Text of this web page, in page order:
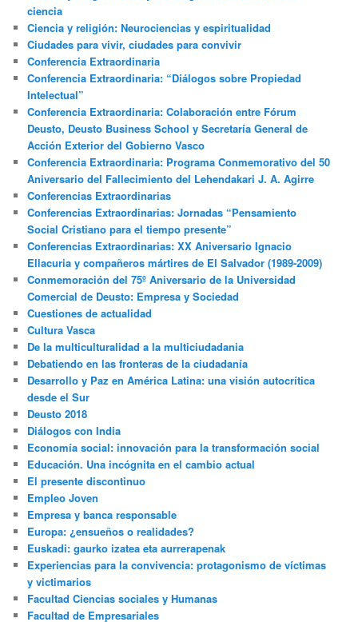
ciencia
Ciencia y religión: Neurociencias y espiritualidad
Ciudades para vivir, ciudades para convivir
Conferencia Extraordinaria
Conferencia Extraordinaria: “Diálogos sobre Propiedad
Intelectual”
Conferencia Extraordinaria: Colaboración entre Fórum
Deusto, Deusto Business School y Secretaría General de
Acción Exterior del Gobierno Vasco
Conferencia Extraordinaria: Programa Conmemorativo del 50
Aniversario del Fallecimiento del Lehendakari J. A. Agirre
Conferencias Extraordinarias
Conferencias Extraordinarias: Jornadas “Pensamiento
Social Cristiano para el tiempo presente”
Conferencias Extraordinarias: XX Aniversario Ignacio
Ellacuria y compañeros mártires de El Salvador (1989-2009)
Conmemoración del 75º Aniversario de la Universidad
Comercial de Deusto: Empresa y Sociedad
Cuestiones de actualidad
Cultura Vasca
De la multiculturalidad a la multiciudadania
Debatiendo en las fronteras de la ciudadanía
Desarrollo y Paz en América Latina: una visión autocrítica
desde el Sur
Deusto 2018
Diálogos con India
Economía social: innovación para la transformación social
Educación. Una incógnita en el cambio actual
El presente discontinuo
Empleo Joven
Empresa y banca responsable
Europa: ¿ensueños o realidades?
Euskadi: gaurko izatea eta aurrerapenak
Experiencias para la convivencia: protagonismo de víctimas
y victimarios
Facultad Ciencias sociales y Humanas
Facultad de Empresariales